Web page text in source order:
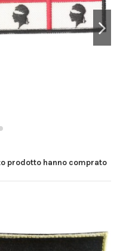
prodotto hanno comprato